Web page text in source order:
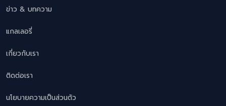
ข่าว & บทความ
แกลเลอรี่
เกี่ยวกับเรา
ติดต่อเรา
นโยบายความเป็นส่วนตัว